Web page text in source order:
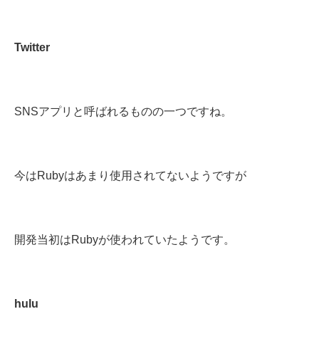
Twitter
SNSアプリと呼ばれるものの一つですね。
今はRubyはあまり使用されてないようですが
開発当初はRubyが使われていたようです。
hulu